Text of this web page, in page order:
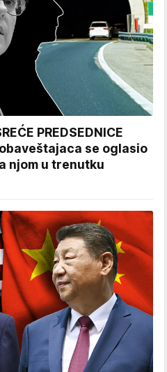
PREDSEDNICE
se oglasio
njom u trenutku